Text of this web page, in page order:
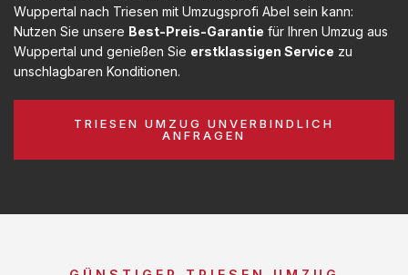
Wuppertal nach Triesen mit Umzugsprofi Abel sein kann:
Nutzen Sie unsere Best-Preis-Garantie für Ihren Umzug aus
Wuppertal und genießen Sie erstklassigen Service zu
unschlagbaren Konditionen.
TRIESEN UMZUG UNVERBINDLICH
ANFRAGEN